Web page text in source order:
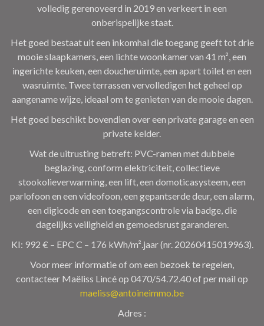
volledig gerenoveerd in 2019 en verkeert in een
onberispelijke staat.
Het goed bestaat uit een inkomhal die toegang geeft tot drie
mooie slaapkamers, een lichte woonkamer van 41 m², een
ingerichte keuken, een doucheruimte, een apart toilet en een
wasruimte. Twee terrassen vervolledigen het geheel op
aangename wijze, ideaal om te genieten van de mooie dagen.
Het goed beschikt bovendien over een private garage en een
private kelder.
Wat de uitrusting betreft: PVC-ramen met dubbele
beglazing, conform elektriciteit, collectieve
stookolieverwarming, een lift, een domoticasysteem, een
parlofoon en een videofoon, een gepantserde deur, een alarm,
een digicode en een toegangscontrole via badge, die
dagelijks veiligheid en gemoedsrust garanderen.
KI: 992 € – EPC C – 176 kWh/m².jaar (nr. 20260415019963).
Voor meer informatie of om een bezoek te regelen,
contacteer Maëliss Lincé op 0470/54.72.40 of per mail op
maeliss@antoineimmo.be
Adres :